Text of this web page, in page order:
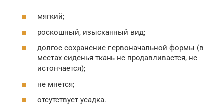
мягкий;
роскошный, изысканный вид;
долгое сохранение первоначальной формы (в
местах сиденья ткань не продавливается, не
истончается);
не мнется;
отсутствует усадка.